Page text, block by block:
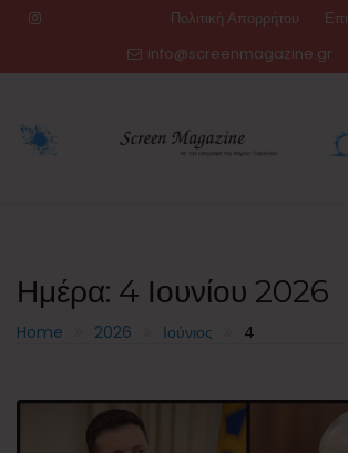
Πολιτική Απορρήτου
info@screenmagazine.gr
Ημέρα: 4 Ιουνίου 2026
Home 2026 Ιούνιος 4